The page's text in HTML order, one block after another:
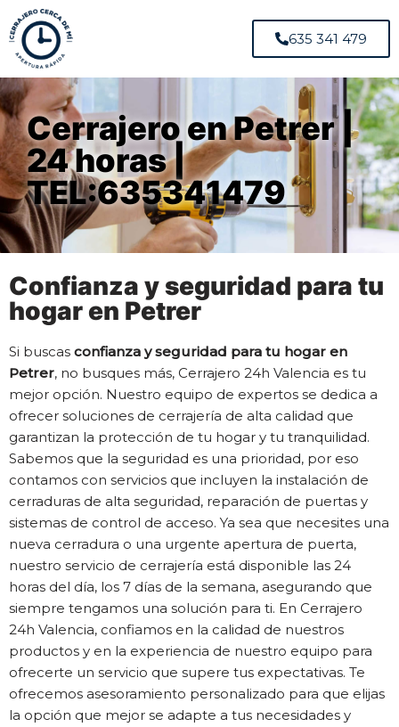
635 341 479
Cerrajero en Petrer |
24 horas |
TEL:635341479
Confianza y seguridad para tu
hogar en Petrer
Si buscas confianza y seguridad para tu hogar en
Petrer, no busques más, Cerrajero 24h Valencia es tu
mejor opción. Nuestro equipo de expertos se dedica a
ofrecer soluciones de cerrajería de alta calidad que
garantizan la protección de tu hogar y tu tranquilidad.
Sabemos que la seguridad es una prioridad, por eso
contamos con servicios que incluyen la instalación de
cerraduras de alta seguridad, reparación de puertas y
sistemas de control de acceso. Ya sea que necesites una
nueva cerradura o una urgente apertura de puerta,
nuestro servicio de cerrajería está disponible las 24
horas del día, los 7 días de la semana, asegurando que
siempre tengamos una solución para ti. En Cerrajero
24h Valencia, confiamos en la calidad de nuestros
productos y en la experiencia de nuestro equipo para
ofrecerte un servicio que supere tus expectativas. Te
ofrecemos asesoramiento personalizado para que elijas
la opción que mejor se adapte a tus necesidades y